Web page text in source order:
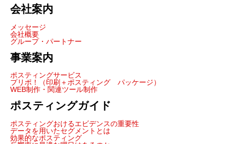
会社案内
メッセージ
会社概要
グループ・パートナー
事業案内
ポスティングサービス
プリポ！（印刷＋ポスティング パッケージ）
WEB制作・関連ツール制作
ポスティングガイド
ポスティングおけるエビデンスの重要性
データを用いたセグメントとは
効果的なポスティング